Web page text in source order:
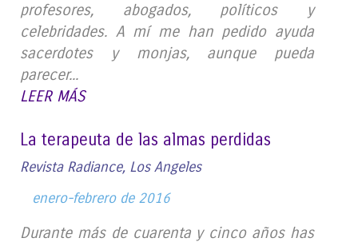
profesores, abogados, políticos y
celebridades. A mí me han pedido ayuda
sacerdotes y monjas, aunque pueda
parecer...
LEER MÁS
La terapeuta de las almas perdidas
Revista Radiance, Los Angeles
enero-febrero de 2016
Durante más de cuarenta y cinco años has